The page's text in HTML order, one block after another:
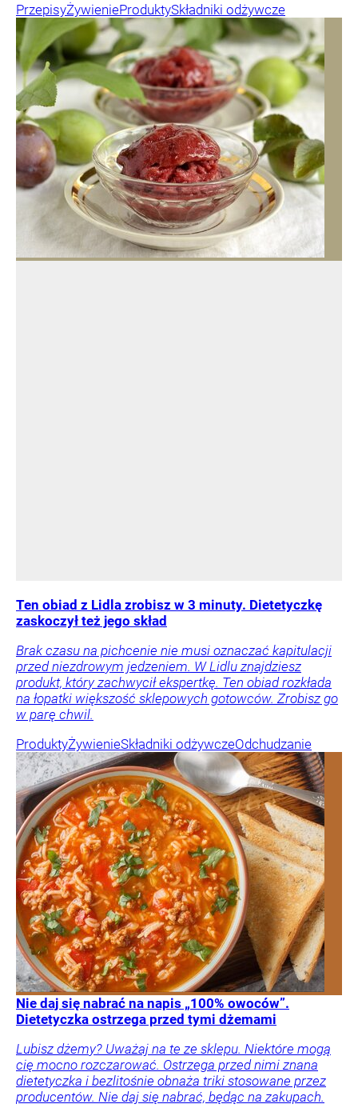
PrzepisyŻywienieProduktySkładniki odżywcze
Ten obiad z Lidla zrobisz w 3 minuty. Dietetyczkę
zaskoczył też jego skład
Brak czasu na pichcenie nie musi oznaczać kapitulacji
przed niezdrowym jedzeniem. W Lidlu znajdziesz
produkt, który zachwycił ekspertkę. Ten obiad rozkłada
na łopatki większość sklepowych gotowców. Zrobisz go
w parę chwil.
ProduktyŻywienieSkładniki odżywczeOdchudzanie
Nie daj się nabrać na napis „100% owoców”.
Dietetyczka ostrzega przed tymi dżemami
Lubisz dżemy? Uważaj na te ze sklepu. Niektóre mogą
cię mocno rozczarować. Ostrzega przed nimi znana
dietetyczka i bezlitośnie obnaża triki stosowane przez
producentów. Nie daj się nabrać, będąc na zakupach.